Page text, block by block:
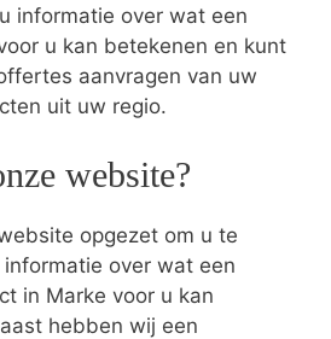
informatie over wat een
u kan betekenen en kunt
aanvragen van uw
uit uw regio.
website?
opgezet om u te
over wat een
in Marke voor u kan
hebben wij een